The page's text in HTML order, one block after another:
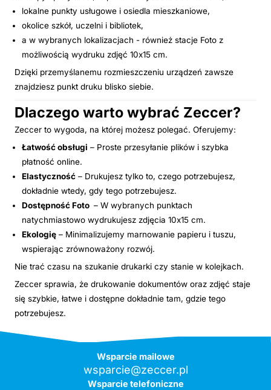
lokalne punkty usługowe i osiedla mieszkaniowe,
okolice szkół, uczelni i bibliotek,
a w wybranych lokalizacjach - również stacje Foto z
możliwością wydruku zdjęć 10x15 cm.
Dzięki przemyślanemu rozmieszczeniu urządzeń zawsze
znajdziesz punkt druku blisko siebie.
Dlaczego warto wybrać Zeccer?
Zeccer to wygoda, na której możesz polegać. Oferujemy:
Łatwość obsługi – Proste przesyłanie plików i szybka
płatność online.
Elastyczność – Drukujesz tylko to, czego potrzebujesz,
dokładnie wtedy, gdy tego potrzebujesz.
Dostępność Foto – W wybranych punktach
natychmiastowo wydrukujesz zdjęcia 10x15 cm.
Ekologię – Minimalizujemy marnowanie papieru i tuszu,
wspierając zrównoważony rozwój.
Nie trać czasu na szukanie drukarki czy stanie w kolejkach.
Zeccer sprawia, że drukowanie dokumentów oraz zdjęć staje
się szybkie, łatwe i dostępne dokładnie tam, gdzie tego
potrzebujesz.
Wsparcie mailowe
wsparcie@zeccer.pl
Wsparcie telefoniczne